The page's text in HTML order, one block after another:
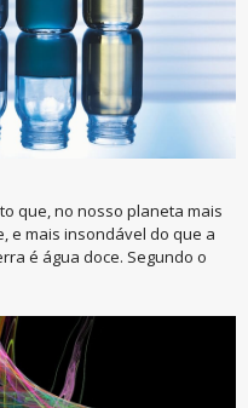
que, no nosso planeta mais
e mais insondável do que a
é água doce. Segundo o